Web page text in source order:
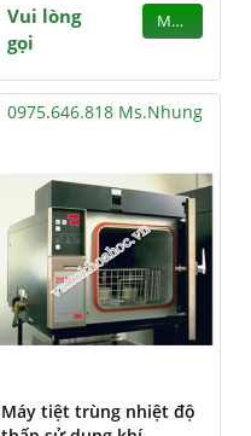
Vui lòng
gọi
MUA
0975.646.818 Ms.Nhung
Máy tiệt trùng nhiệt độ